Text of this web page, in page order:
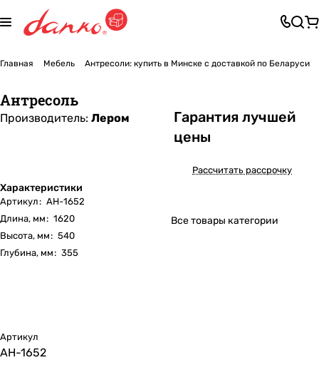
Главная Мебель Антресоли: купить в Минске с доставкой по Беларуси
Антресоль
Производитель: Лером
Характеристики
Артикул: АН-1652
Длина, мм: 1620
Высота, мм: 540
Глубина, мм: 355
Гарантия лучшей
цены
Рассчитать рассрочку
Все товары категории
Артикул
АН-1652